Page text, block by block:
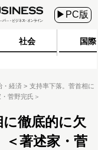
▶PC版
社会 国際
・経済
支持率下落。菅首相に
菅野完氏＞
徹底的に欠
＜著述家・菅